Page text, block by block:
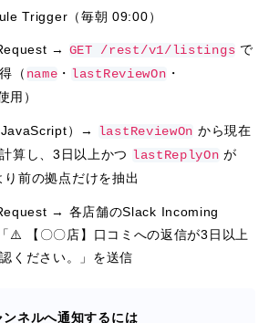
Trigger（毎朝 09:00）
→ GET /rest/v1/listings で
（ name ・ lastReviewOn ・
用）
JavaScript）→ lastReviewOn から現在
算し、3日以上かつ lastReplyOn が
り前の拠点だけを抽出
→ 各店舗のSlack Incoming
⚠️ 【〇〇店】口コミへの返信が3日以上
ください。」を送信
ネルへ通知するには